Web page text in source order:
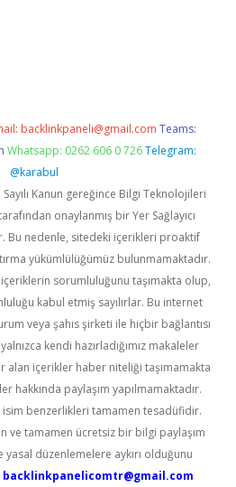
backlinkpaneli@gmail.com Teams:
Whatsapp: 0262 606 0 726 Telegram:
@karabul
Kanun gereğince Bilgi Teknolojileri
onaylanmış bir Yer Sağlayıcı
Bu nedenle, sitedeki içerikleri proaktif
yükümlülüğümüz bulunmamaktadır.
sorumluluğunu taşımakta olup,
kabul etmiş sayılırlar. Bu internet
veya şahıs şirketi ile hiçbir bağlantısı
kendi hazırladığımız makaleler
alan içerikler haber niteliği taşımamakta
hakkında paylaşım yapılmamaktadır.
isim benzerlikleri tamamen tesadüfidir.
ve tamamen ücretsiz bir bilgi paylaşım
düzenlemelere aykırı olduğunu
backlinkpanelicomtr@gmail.com